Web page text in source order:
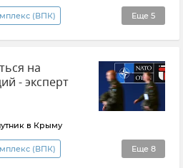
Еще 5
(ВПК)
Россия
на
- эксперт
в Крыму
Еще 8
(ВПК)